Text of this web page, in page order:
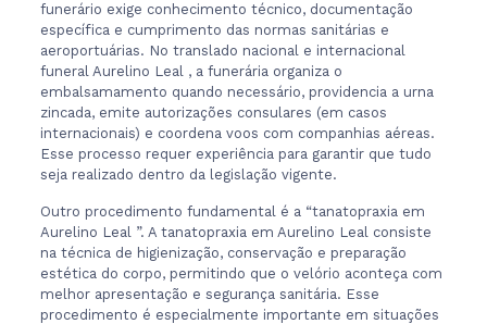
funerário exige conhecimento técnico, documentação
específica e cumprimento das normas sanitárias e
aeroportuárias. No translado nacional e internacional
funeral Aurelino Leal , a funerária organiza o
embalsamamento quando necessário, providencia a urna
zincada, emite autorizações consulares (em casos
internacionais) e coordena voos com companhias aéreas.
Esse processo requer experiência para garantir que tudo
seja realizado dentro da legislação vigente.
Outro procedimento fundamental é a “tanatopraxia em
Aurelino Leal ”. A tanatopraxia em Aurelino Leal consiste
na técnica de higienização, conservação e preparação
estética do corpo, permitindo que o velório aconteça com
melhor apresentação e segurança sanitária. Esse
procedimento é especialmente importante em situações